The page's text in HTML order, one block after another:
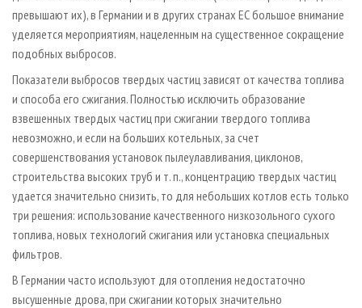
превышают их), в Германии и в других странах ЕС большое внимание
уделяется мероприятиям, нацеленным на существенное сокращение
подобных выбросов.
Показатели выбросов твердых частиц зависят от качества топлива
и способа его сжигания. Полностью исключить образование
взвешенных твердых частиц при сжигании твердого топлива
невозможно, и если на больших котельных, за счет
совершенствования установок пылеулавливания, циклонов,
строительства высоких труб и т. п., концентрацию твердых частиц
удается значительно снизить, то для небольших котлов есть только
три решения: использование качественного низкозольного сухого
топлива, новых технологий сжигания или установка специальных
фильтров.
В Германии часто используют для отопления недостаточно
высушенные дрова, при сжигании которых значительно